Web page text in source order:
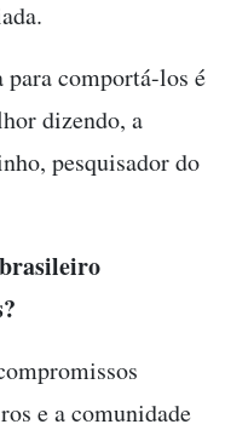
para comportá-los é
dizendo, a
pesquisador do
e a comunidade